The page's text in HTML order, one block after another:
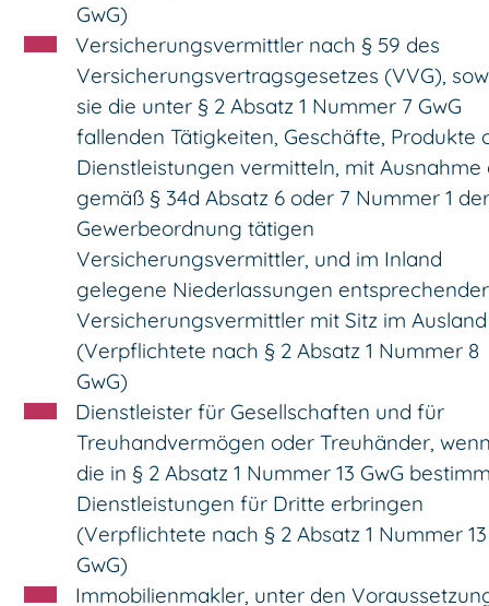
GwG)
Versicherungsvermittler nach § 59 des
Versicherungsvertragsgesetzes (VVG),
sie die unter § 2 Absatz 1 Nummer 7 GwG
fallenden Tätigkeiten, Geschäfte, Produkte
Dienstleistungen vermitteln, mit Ausnahme
gemäß § 34d Absatz 6 oder 7 Nummer 1 der
Gewerbeordnung tätigen
Versicherungsvermittler, und im Inland
gelegene Niederlassungen entsprechender
Versicherungsvermittler mit Sitz im Ausland
(Verpflichtete nach § 2 Absatz 1 Nummer 8
GwG)
Dienstleister für Gesellschaften und für
Treuhandvermögen oder Treuhänder,
die in § 2 Absatz 1 Nummer 13 GwG
Dienstleistungen für Dritte erbringen
(Verpflichtete nach § 2 Absatz 1 Nummer 13
GwG)
Immobilienmakler, unter den